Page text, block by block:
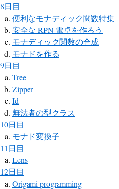
8日目
便利なモナディック関数特集
安全な RPN 電卓を作ろう
モナディック関数の合成
モナドを作る
9日目
Tree
Zipper
Id
無法者の型クラス
10日目
モナド変換子
11日目
Lens
12日目
Origami programming